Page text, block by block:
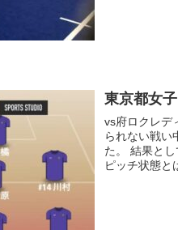
東京都女
vs府ロクレデ
られない戦い
た。 結果と
ピッチ状態と